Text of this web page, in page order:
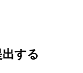
する